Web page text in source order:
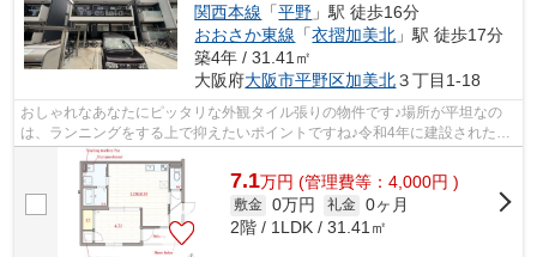
関西本線 「平野 」駅 徒歩16分
おおさか東線 「衣摺加美北 」駅 徒歩17分
築4年 / 31.41㎡
大阪府大阪市平野区加美北３丁目1-18
おしゃれなあなたにピッタリな外観タイル張りの物件です♪場所が平坦なの
は、ランニングをする上で抑えたいポイントですね♪令和4年に建設された物
件です♪最上階の物件です♪Y’ｓエステー...
7.1万円 (管理費等：4,000円 )
敷金 0万円 礼金 0ヶ月
2階 / 1LDK / 31.41㎡